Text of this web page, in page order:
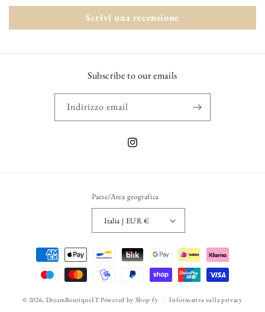
Scrivi una recensione
Subscribe to our emails
Indirizzo email
Instagram
Paese/Area geografica
Italia | EUR €
Metodi
pagamento
© 2026, DreamBoutiqueIT Powered by Shopify Informativa sulla privacy